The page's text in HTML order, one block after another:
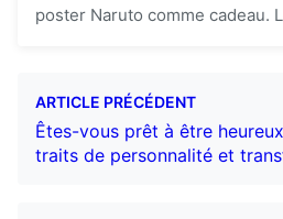
poster Naruto comme cadeau.
ARTICLE PRÉCÉDENT
Êtes-vous prêt à être
traits de personnalité et